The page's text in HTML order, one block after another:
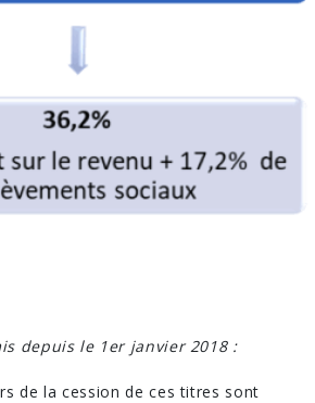
depuis le 1er janvier 2018 :
de la cession de ces titres sont